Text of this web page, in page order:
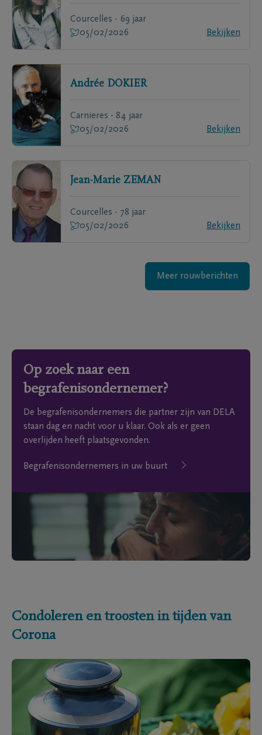
Courcelles - 69 jaar
05/02/2026
Bekijken
Andrée DOKIER
Carnieres - 84 jaar
05/02/2026
Bekijken
Jean-Marie ZEMAN
Courcelles - 78 jaar
05/02/2026
Bekijken
Meer rouwberichten
Op zoek naar een
begrafenisondernemer?
De begrafenisondernemers die partner zijn van DELA
staan dag en nacht voor u klaar. Ook als er geen
overlijden heeft plaatsgevonden.
Begrafenisondernemers in uw buurt
Condoleren en troosten in tijden van
Corona